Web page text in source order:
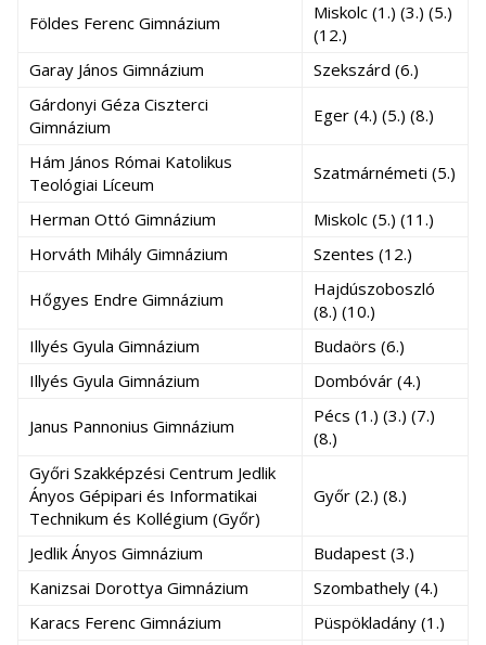
Földes Ferenc Gimnázium
Miskolc (1.) (3.) (5.)
(12.)
Garay János Gimnázium
Szekszárd (6.)
Gárdonyi Géza Ciszterci
Gimnázium
Eger (4.) (5.) (8.)
Hám János Római Katolikus
Teológiai Líceum
Szatmárnémeti (5.)
Herman Ottó Gimnázium
Miskolc (5.) (11.)
Horváth Mihály Gimnázium
Szentes (12.)
Hőgyes Endre Gimnázium
Hajdúszoboszló
(8.) (10.)
Illyés Gyula Gimnázium
Budaörs (6.)
Illyés Gyula Gimnázium
Dombóvár (4.)
Janus Pannonius Gimnázium
Pécs (1.) (3.) (7.)
(8.)
Győri Szakképzési Centrum Jedlik
Ányos Gépipari és Informatikai
Technikum és Kollégium (Győr)
Győr (2.) (8.)
Jedlik Ányos Gimnázium
Budapest (3.)
Kanizsai Dorottya Gimnázium
Szombathely (4.)
Karacs Ferenc Gimnázium
Püspökladány (1.)